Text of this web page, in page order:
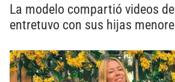
La modelo compartió videos
entretuvo con sus hijas